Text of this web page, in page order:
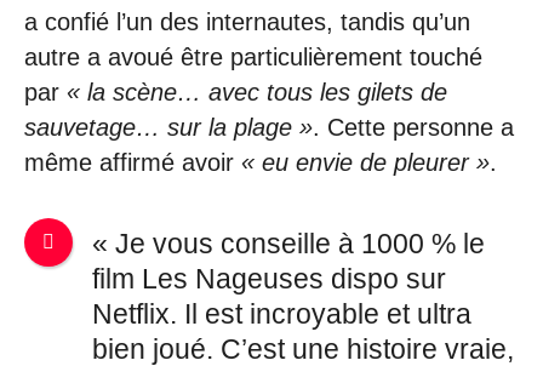
a confié l’un des internautes, tandis qu’un
autre a avoué être particulièrement touché
par « la scène… avec tous les gilets de
sauvetage… sur la plage ». Cette personne a
même affirmé avoir « eu envie de pleurer ».
« Je vous conseille à 1000 % le
film Les Nageuses dispo sur
Netflix. Il est incroyable et ultra
bien joué. C’est une histoire vraie,